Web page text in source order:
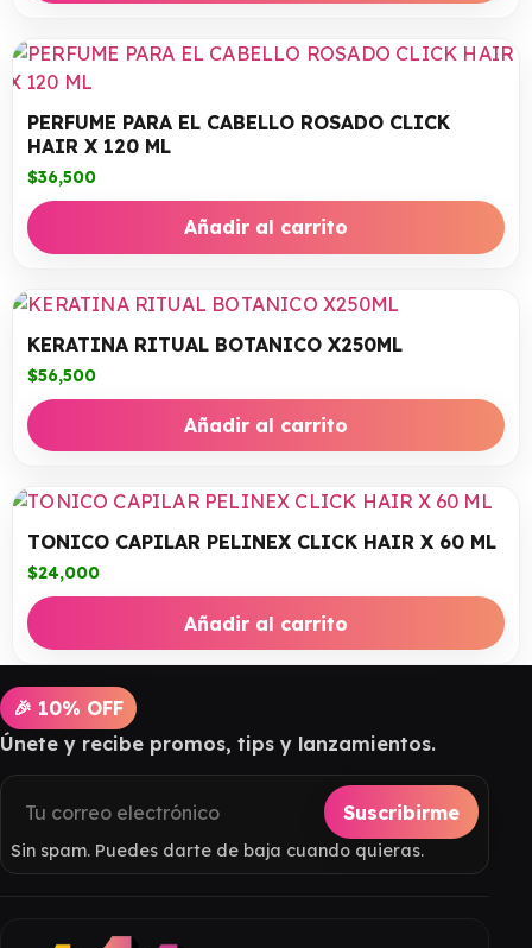
PERFUME PARA EL CABELLO ROSADO CLICK
HAIR X 120 ML
$36,500
Añadir al carrito
KERATINA RITUAL BOTANICO X250ML
$56,500
Añadir al carrito
TONICO CAPILAR PELINEX CLICK HAIR X 60 ML
$24,000
Añadir al carrito
🎉 10% OFF
Únete y recibe promos, tips y lanzamientos.
Suscribirme
Sin spam. Puedes darte de baja cuando quieras.